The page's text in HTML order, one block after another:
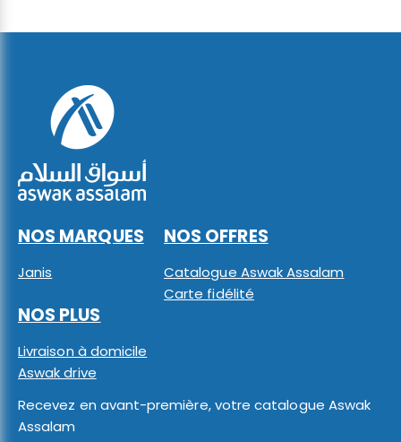
NOS MARQUES
Janis
NOS OFFRES
Catalogue Aswak Assalam
Carte fidélité
NOS PLUS
Livraison à domicile
Aswak drive
Recevez en avant-première, votre catalogue Aswak
Assalam